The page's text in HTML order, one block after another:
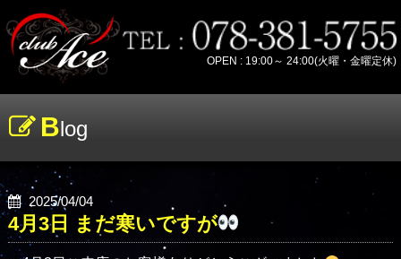
OPEN : 19:00～ 24:00(火曜・金曜定休)
Blog
2025/04/04
4月3日 まだ寒いですが